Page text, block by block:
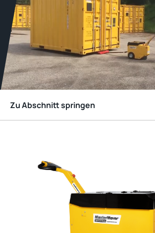
Zu Abschnitt springen